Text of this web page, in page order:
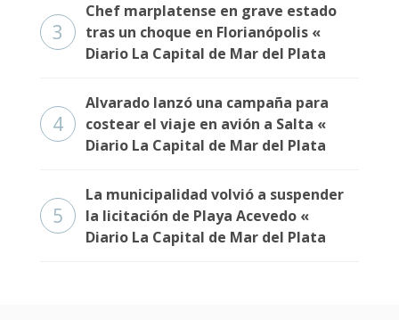
3
Chef marplatense en grave estado
tras un choque en Florianópolis «
Diario La Capital de Mar del Plata
4
Alvarado lanzó una campaña para
costear el viaje en avión a Salta «
Diario La Capital de Mar del Plata
5
La municipalidad volvió a suspender
la licitación de Playa Acevedo «
Diario La Capital de Mar del Plata